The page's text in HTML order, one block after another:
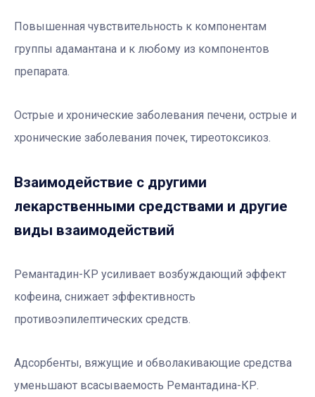
Повышенная чувствительность к компонентам
группы адамантана и к любому из компонентов
препарата.
Острые и хронические заболевания печени, острые и
хронические заболевания почек, тиреотоксикоз.
Взаимодействие с другими
лекарственными средствами и другие
виды взаимодействий
Ремантадин-КР усиливает возбуждающий эффект
кофеина, снижает эффективность
противоэпилептических средств.
Адсорбенты, вяжущие и обволакивающие средства
уменьшают всасываемость Ремантадина-КР.